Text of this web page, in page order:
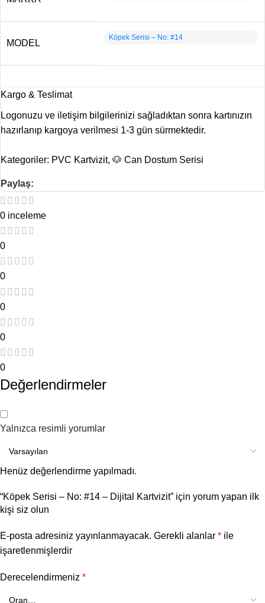
MODEL
Köpek Serisi – No: #14
Kargo & Teslimat
Logonuzu ve iletişim bilgilerinizi sağladıktan sonra kartınızın
hazırlanıp kargoya verilmesi 1-3 gün sürmektedir.
Kategoriler: PVC Kartvizit, 🐶 Can Dostum Serisi
Paylaş:
0 inceleme
0
0
0
0
0
Değerlendirmeler
Yalnızca resimli yorumlar
Henüz değerlendirme yapılmadı.
“Köpek Serisi – No: #14 – Dijital Kartvizit” için yorum yapan ilk
kişi siz olun
E-posta adresiniz yayınlanmayacak. Gerekli alanlar * ile
işaretlenmişlerdir
Derecelendirmeniz *